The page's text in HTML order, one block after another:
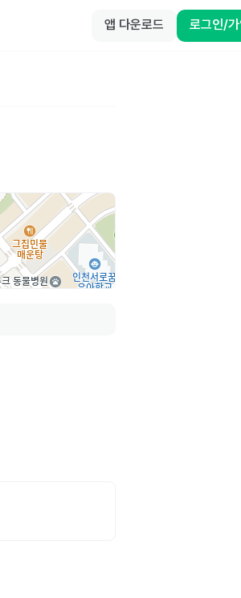
앱 다운로드 로그인/가